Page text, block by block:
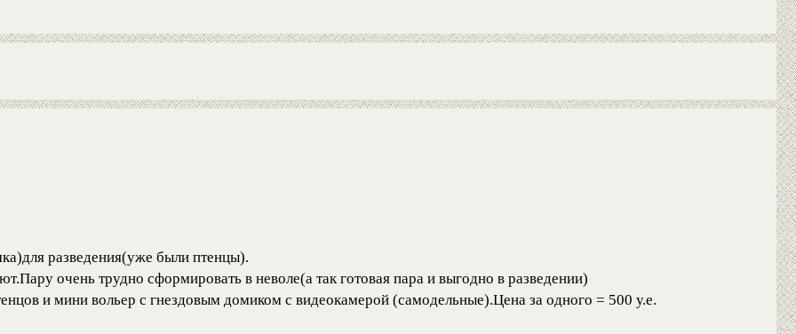
разведения(уже были птенцы).
очень трудно сформировать в неволе(а так готовая пара и выгодно в разведении)
и мини вольер с гнездовым домиком с видеокамерой (самодельные).Цена за одного = 500 у.е.